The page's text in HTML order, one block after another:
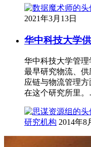
2021年3月13日
华中科技大学
华中科技大学管
最早研究物流、
应链与物流管理
在这个研究所里
研究机构 2014年8